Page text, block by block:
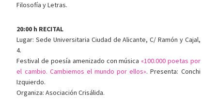
Filosofía y Letras.
20:00 h RECITAL
Lugar: Sede Universitaria Ciudad de Alicante, C/ Ramón y Cajal,
4.
Festival de poesía amenizado con música «100.000 poetas por
el cambio. Cambiemos el mundo por ellos». Presenta: Conchi
Izquierdo.
Organiza: Asociación Crisálida.